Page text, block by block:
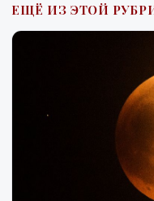
ЕЩЁ ИЗ ЭТОЙ